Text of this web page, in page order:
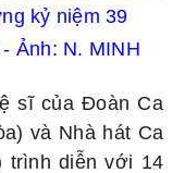
kỷ niệm 39
Ảnh: N. MINH
sĩ của Đoàn Ca
và Nhà hát Ca
trình diễn với 14